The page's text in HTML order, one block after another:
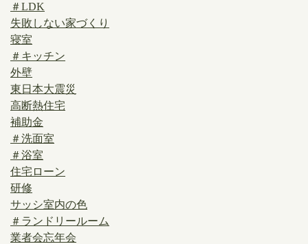
＃LDK
失敗しない家づくり
寝室
＃キッチン
外壁
東日本大震災
高断熱住宅
補助金
＃洗面室
＃浴室
住宅ローン
研修
サッシ室内の色
＃ランドリールーム
業者会忘年会